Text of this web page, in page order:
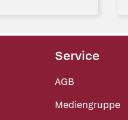
Service
AGB
Mediengruppe